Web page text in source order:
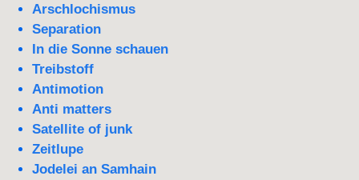
Arschlochismus
Separation
In die Sonne schauen
Treibstoff
Antimotion
Anti matters
Satellite of junk
Zeitlupe
Jodelei an Samhain